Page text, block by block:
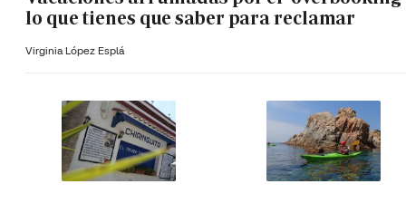
lo que tienes que saber para reclamar
Virginia López Esplá